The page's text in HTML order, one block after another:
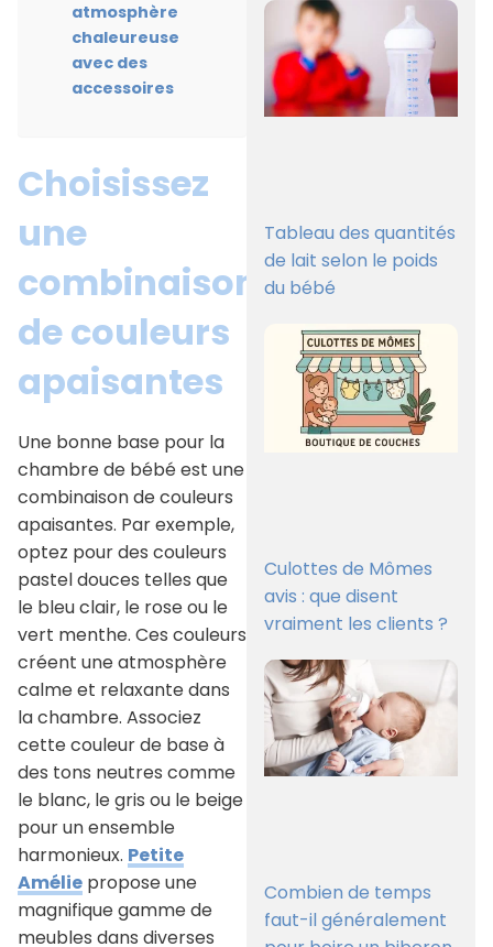
atmosphère
chaleureuse
avec des
accessoires
Choisissez
une
combinaison
de couleurs
apaisantes
Une bonne base pour la
chambre de bébé est une
combinaison de couleurs
apaisantes. Par exemple,
optez pour des couleurs
pastel douces telles que
le bleu clair, le rose ou le
vert menthe. Ces couleurs
créent une atmosphère
calme et relaxante dans
la chambre. Associez
cette couleur de base à
des tons neutres comme
le blanc, le gris ou le beige
pour un ensemble
harmonieux. Petite
Amélie propose une
magnifique gamme de
meubles dans diverses
Tableau des quantités
de lait selon le poids
du bébé
Culottes de Mômes
avis : que disent
vraiment les clients ?
Combien de temps
faut-il généralement